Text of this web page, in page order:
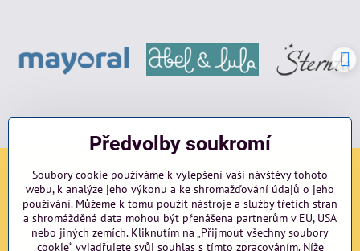
Sociální sítě
Facebook Instagram blog
Předvolby soukromí
Soubory cookie používáme k vylepšení vaší návštěvy tohoto
webu, k analýze jeho výkonu a ke shromažďování údajů o jeho
používání. Můžeme k tomu použít nástroje a služby třetích stran
a shromážděná data mohou být přenášena partnerům v EU, USA
nebo jiných zemích. Kliknutím na „Přijmout všechny soubory
cookie“ vyjadřujete svůj souhlas s tímto zpracováním. Níže